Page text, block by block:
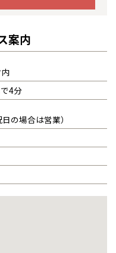
案内
4分
の場合は営業）